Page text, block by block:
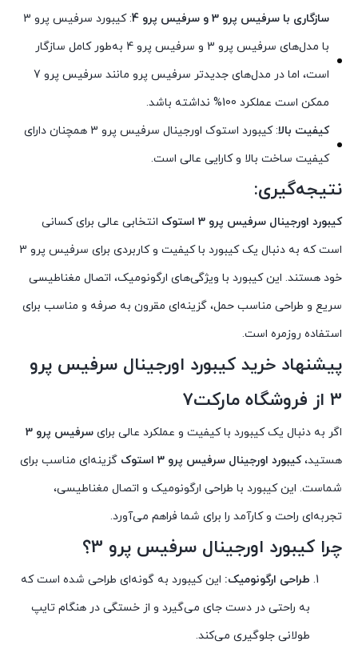
سازگاری با سرفیس پرو 3 و سرفیس پرو 4
: کیبورد سرفیس پرو 3
با مدل‌های سرفیس پرو 3 و سرفیس پرو 4 به‌طور کامل سازگار
است، اما در مدل‌های جدیدتر سرفیس پرو مانند سرفیس پرو 7
ممکن است عملکرد 100% نداشته باشد.
کیفیت بالا
: کیبورد استوک اورجینال سرفیس پرو 3 همچنان دارای
کیفیت ساخت بالا و کارایی عالی است.
نتیجه‌گیری:
کیبورد اورجینال سرفیس پرو 3 استوک
انتخابی عالی برای کسانی
است که به دنبال یک کیبورد با کیفیت و کاربردی برای سرفیس پرو 3
خود هستند. این کیبورد با ویژگی‌های ارگونومیک، اتصال مغناطیسی
سریع و طراحی مناسب حمل، گزینه‌ای مقرون به صرفه و مناسب برای
استفاده روزمره است.
پیشنهاد خرید کیبورد اورجینال سرفیس پرو
3 از فروشگاه مارکت۷
اگر به دنبال یک کیبورد با کیفیت و عملکرد عالی برای سرفیس پرو 3
هستید،کیبورد اورجینال سرفیس پرو 3 استوک
گزینه‌ای مناسب برای
شماست. این کیبورد با طراحی ارگونومیک و اتصال مغناطیسی،
تجربه‌ای راحت و کارآمد را برای شما فراهم می‌آورد.
چرا کیبورد اورجینال سرفیس پرو 3؟
طراحی ارگونومیک: این کیبورد به گونه‌ای طراحی شده است که
به راحتی در دست جای می‌گیرد و از خستگی در هنگام تایپ
طولانی جلوگیری می‌کند.